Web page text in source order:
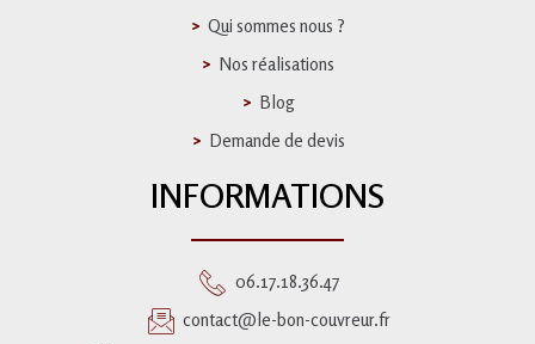
Qui sommes nous ?
Nos réalisations
Blog
Demande de devis
INFORMATIONS
06.17.18.36.47
contact@le-bon-couvreur.fr